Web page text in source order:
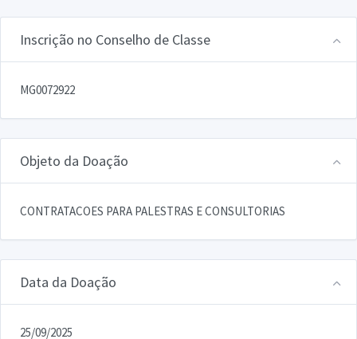
Inscrição no Conselho de Classe
MG0072922
Objeto da Doação
CONTRATACOES PARA PALESTRAS E CONSULTORIAS
Data da Doação
25/09/2025